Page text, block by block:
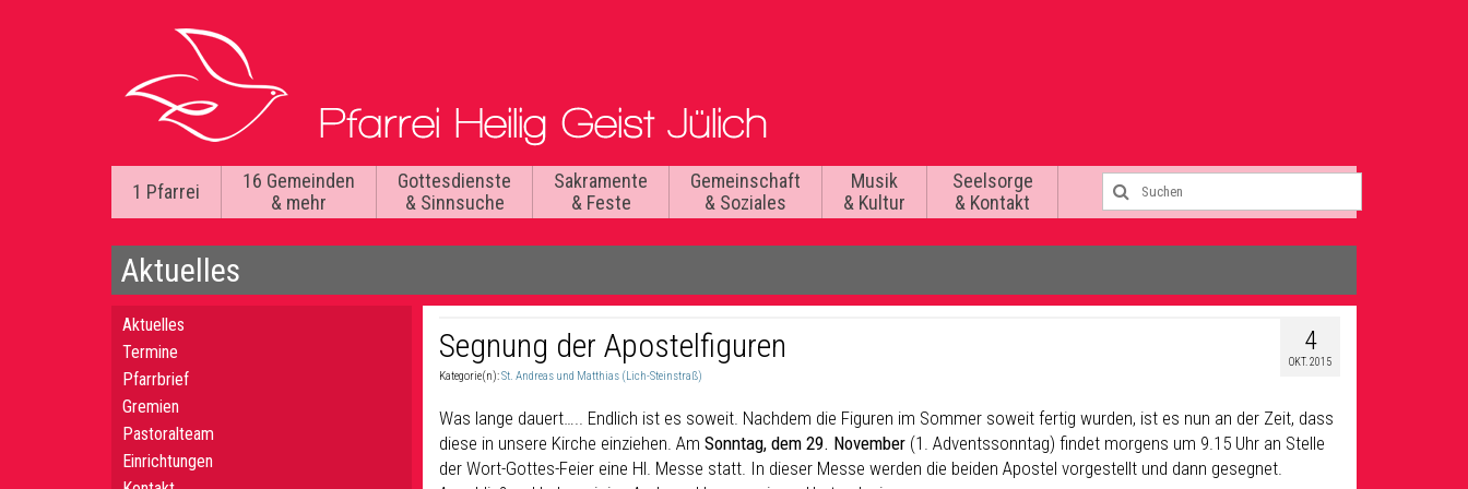
1 Pfarrei
16 Gemeinden
& mehr
Gottesdienste
& Sinnsuche
Sakramente
& Feste
Gemeinschaft
& Soziales
Musik
& Kultur
Seelsorge
& Kontakt
Aktuelles
4
OKT. 2015
Segnung der Apostelfiguren
Kategorie(n):St. Andreas und Matthias (Lich-Steinstraß)
Was lange dauert….. Endlich ist es soweit. Nachdem die Figuren im Sommer soweit fertig wurden, ist es nun an der Zeit, dass
diese in unsere Kirche einziehen. Am Sonntag, dem 29. November (1. Adventssonntag) findet morgens um 9.15 Uhr an Stelle
der Wort-Gottes-Feier eine Hl. Messe statt. In dieser Messe werden die beiden Apostel vorgestellt und dann gesegnet.
Aktuelles
Termine
Pfarrbrief
Gremien
Pastoralteam
Einrichtungen